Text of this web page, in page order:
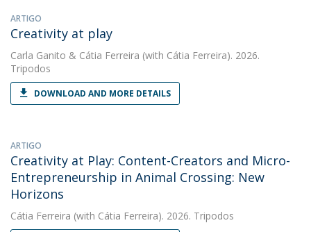
ARTIGO
Creativity at play
Carla Ganito & Cátia Ferreira (with Cátia Ferreira). 2026.
Tripodos
DOWNLOAD AND MORE DETAILS
ARTIGO
Creativity at Play: Content-Creators and Micro-
Entrepreneurship in Animal Crossing: New
Horizons
Cátia Ferreira (with Cátia Ferreira). 2026. Tripodos